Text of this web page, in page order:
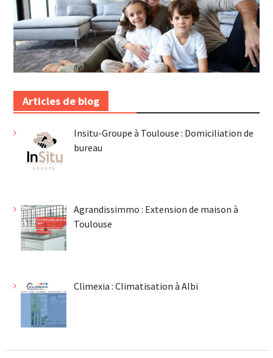
Articles de blog
Insitu-Groupe à Toulouse : Domiciliation de
bureau
Agrandissimmo : Extension de maison à
Toulouse
Climexia : Climatisation à Albi